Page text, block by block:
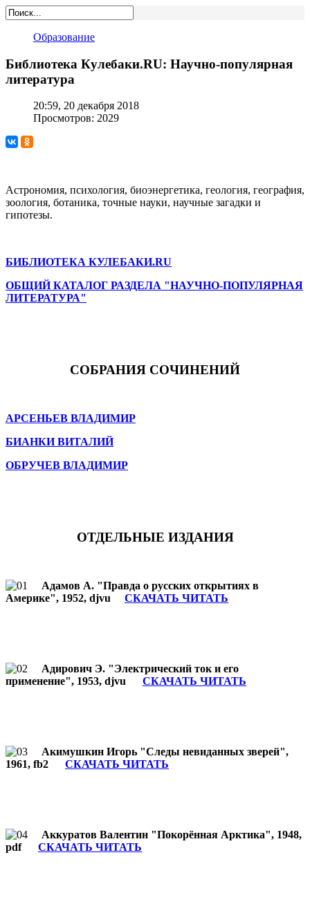
Образование
Библиотека Кулебаки.RU: Научно-популярная
литература
20:59, 20 декабря 2018
Просмотров: 2029
Астрономия, психология, биоэнергетика, геология, география,
зоология, ботаника, точные науки, научные загадки и
гипотезы.
БИБЛИОТЕКА КУЛЕБАКИ.RU
ОБЩИЙ КАТАЛОГ РАЗДЕЛА "НАУЧНО-ПОПУЛЯРНАЯ
ЛИТЕРАТУРА"
СОБРАНИЯ СОЧИНЕНИЙ
АРСЕНЬЕВ ВЛАДИМИР
БИАНКИ ВИТАЛИЙ
ОБРУЧЕВ ВЛАДИМИР
ОТДЕЛЬНЫЕ ИЗДАНИЯ
Адамов А. "Правда о русских открытиях в
Америке", 1952, djvu СКАЧАТЬ ЧИТАТЬ
Адирович Э. "Электрический ток и его
применение", 1953, djvu СКАЧАТЬ ЧИТАТЬ
Акимушкин Игорь "Следы невиданных зверей",
1961, fb2 СКАЧАТЬ ЧИТАТЬ
Аккуратов Валентин "Покорённая Арктика", 1948,
pdf СКАЧАТЬ ЧИТАТЬ